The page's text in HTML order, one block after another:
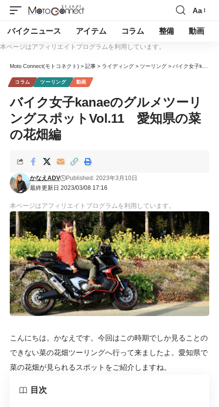
Aa
バイクニュース アイテム コラム 整備 動画
本ページはアフィリエイトプログラムを利用しています。
Moto Connect(モトコネクト) > 記事 > ライディング > ツーリング > バイク女子kanaeのグルメツーリングスポットVol.11 愛知県の菜の花畑編
コラム ツーリング 動画
バイク女子kanaeのグルメツーリ
ングスポットVol.11 愛知県の菜
の花畑編
最終更新日 2023/03/08 17:16
かなえADV Published: 2023年3月10日
本ページはアフィリエイトプログラムを利用しています。
こんにちは。かなえです。今回はこの時期でしか見ることの
できない菜の花畑ツーリングへ行って来ましたよ。愛知県で
菜の花畑が見られるスポットをご紹介しますね。
目次